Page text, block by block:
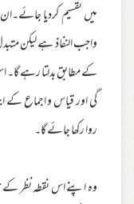
میں تقسیم کردیا
واجب النفاذ ہے لیکن
کے مطابق بدلتا رہے
گی اور قیاس و اجماع کے
روا رکھا جائے گا۔
وہ اپنے اس نقطہ نظر کے